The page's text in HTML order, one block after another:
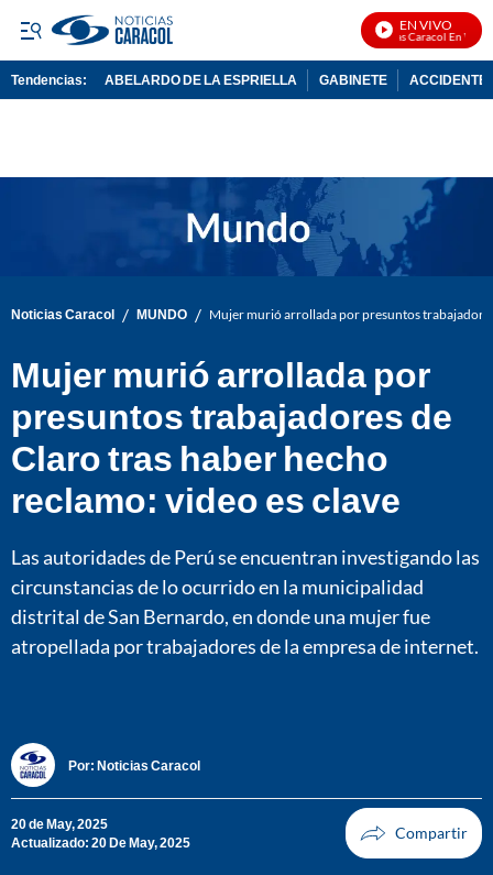
EN VIVO
Noticias Caracol En Vivo
Tendencias: ABELARDO DE LA ESPRIELLA GABINETE ACCIDENTE
Noticias Caracol / MUNDO / Mujer murió arrollada por presuntos
Mujer murió arrollada por
presuntos trabajadores de
Claro tras haber hecho
reclamo: video es clave
Las autoridades de Perú se encuentran investigando las
circunstancias de lo ocurrido en la municipalidad
distrital de San Bernardo, en donde una mujer fue
atropellada por trabajadores de la empresa de internet.
Por: Noticias Caracol
20 de May, 2025
Actualizado: 20 De May, 2025